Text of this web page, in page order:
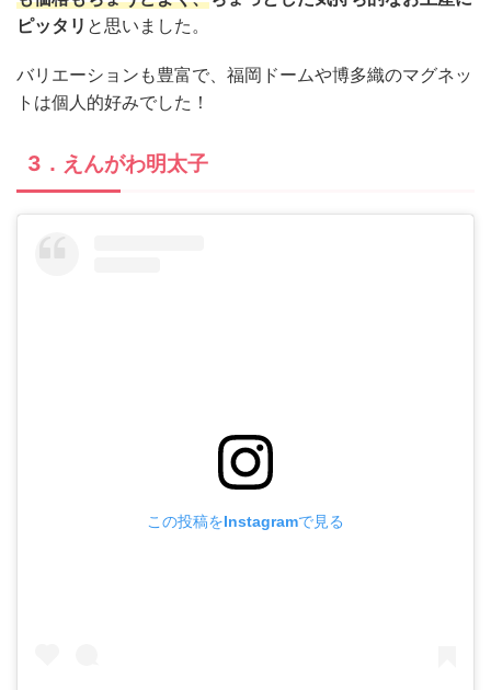
ピッタリ と思いました。
バリエーションも豊富で、福岡ドームや博多織のマグネッ
トは個人的好みでした！
3．えんがわ明太子
この投稿をInstagramで見る